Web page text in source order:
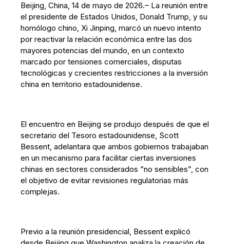
Beijing, China, 14 de mayo de 2026.– La reunión entre
el presidente de Estados Unidos, Donald Trump, y su
homólogo chino, Xi Jinping, marcó un nuevo intento
por reactivar la relación económica entre las dos
mayores potencias del mundo, en un contexto
marcado por tensiones comerciales, disputas
tecnológicas y crecientes restricciones a la inversión
china en territorio estadounidense.
El encuentro en Beijing se produjo después de que el
secretario del Tesoro estadounidense, Scott
Bessent, adelantara que ambos gobiernos trabajaban
en un mecanismo para facilitar ciertas inversiones
chinas en sectores considerados “no sensibles”, con
el objetivo de evitar revisiones regulatorias más
complejas.
Previo a la reunión presidencial, Bessent explicó